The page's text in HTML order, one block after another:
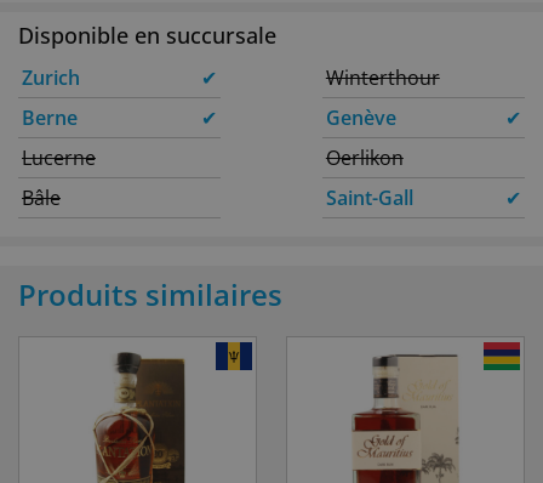
Disponible en succursale
Zurich
✔
Berne
✔
Lucerne
Bâle
Winterthour
Genève
✔
Oerlikon
Saint-Gall
✔
Produits similaires